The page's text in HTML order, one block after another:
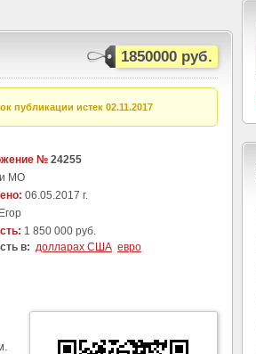
1850000 руб.
публикации истек 02.11.2017
№ 24255
и МО
06.05.2017 г.
Егор
1 850 000 руб.
в: долларах США евро